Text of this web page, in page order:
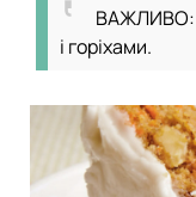
ВАЖЛИВО:
і горіхами.